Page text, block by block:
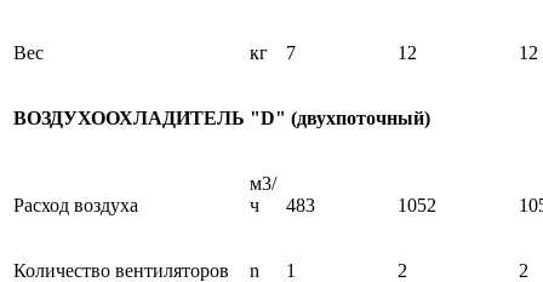
Вес кг 7 12 12
ВОЗДУХООХЛАДИТЕЛЬ "D" (двухпоточный)
Расход воздуха
м3/
ч
483 1052
Количество вентиляторов n 1 2 2